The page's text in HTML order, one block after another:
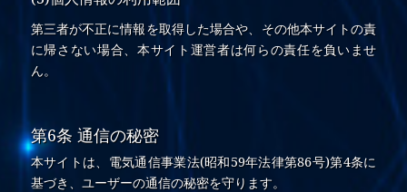
第三者が不正に情報を取得した場合や、その他本サイトの責
に帰さない場合、本サイト運営者は何らの責任を負いませ
ん。
第6条 通信の秘密
本サイトは、電気通信事業法(昭和59年法律第86号)第4条に
基づき、ユーザーの通信の秘密を守ります。